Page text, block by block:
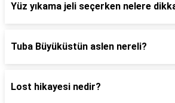
Yüz yıkama jeli seçerken nelere
Tuba Büyüküstün aslen nereli?
Lost hikayesi nedir?